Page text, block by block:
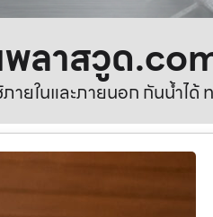
ลาสวูด
ยในและภายนอก กันน้ำได้